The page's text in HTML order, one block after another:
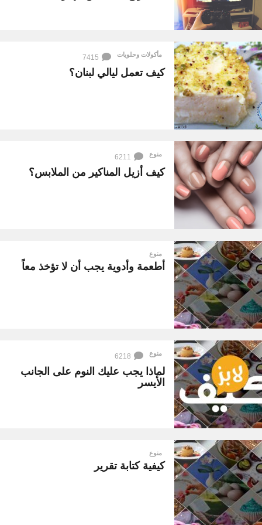
ك
ي
ف
ل
ا
ب
ز
-
ش
ا
ر
ك
م
ا
ت
ع
ر
ف
ه
مأكولات وحلويات 7415
كيف تعمل ليالي لبنان؟
منوع 6211
كيف أزيل المناكير من الملابس؟
منوع
أطعمة وأدوية يجب أن لا تؤخذ معاً
منوع 6218
لماذا يجب عليك النوم على الجانب
الأيسر
منوع
كيفية كتابة تقرير